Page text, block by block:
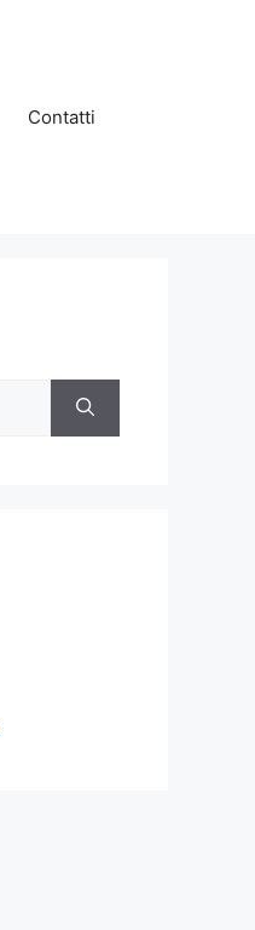
Contatti